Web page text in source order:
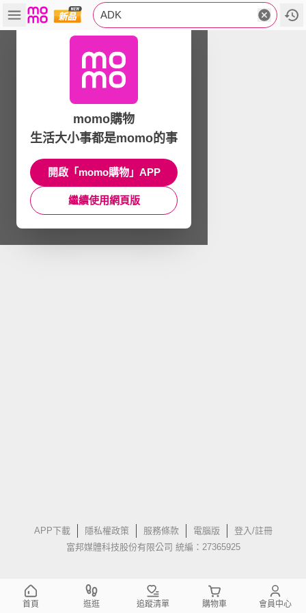
ADK
APP下載 隱私權政策 服務條款 電腦版
登入/註冊
富邦媒體科技股份有限公司 統編：27365925
momo購物
生活大小事都是momo的事
開啟「momo購物」APP
繼續使用網頁版
首頁 逛逛 追蹤清單 購物車 會員中心